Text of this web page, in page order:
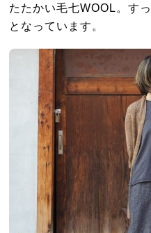
たたかい毛七WOOL。す
となっています。